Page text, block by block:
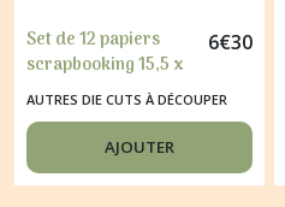
Set de 12 papiers
scrapbooking 15,5 x
30, 5 cm Craft O
Clock A LITTLE OF
INSPIRATION 506
6€30
AUTRES DIE CUTS À DÉCOUPER
AJOUTER